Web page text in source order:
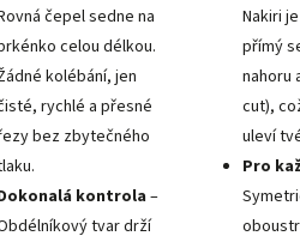
čepel sedne na
celou délkou.
kolébání, jen
rychlé a přesné
bez zbytečného
kontrola –
tvar drží
Nakiri
přímý
nahoru
cut),
uleví
Pro